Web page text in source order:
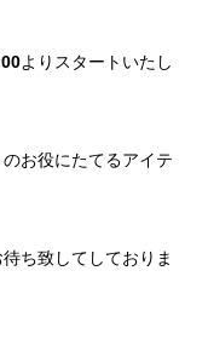
よりスタートいたし
お役にたてるアイテ
ち致してしておりま